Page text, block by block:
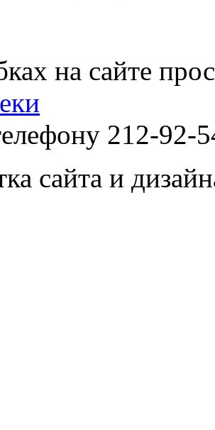
на сайте
212-92-
сайта и